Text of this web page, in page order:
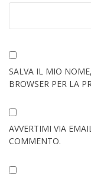
SALVA IL MIO
BROWSER PER LA
AVVERTIMI VIA
COMMENTO.